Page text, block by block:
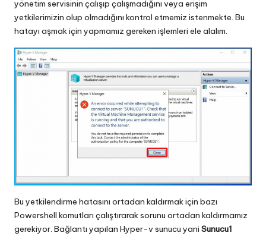
yönetim servisinin çalışıp çalışmadığını veya erişim
yetkilerimizin olup olmadığını kontrol etmemiz istenmekte. Bu
hatayı aşmak için yapmamız gereken işlemleri ele alalım.
Bu yetkilendirme hatasını ortadan kaldırmak için bazı
Powershell komutları çalıştırarak sorunu ortadan kaldırmamız
gerekiyor. Bağlantı yapılan Hyper-v sunucu yani Sunucu1